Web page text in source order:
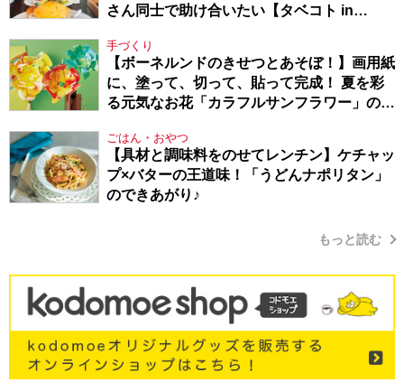
さん同士で助け合いたい【タベコト in
手づくり
【ボーネルンドのきせつとあそぼ！】画用紙
に、塗って、切って、貼って完成！ 夏を彩
る元気なお花「カラフルサンフラワー」の作
ごはん・おやつ
【具材と調味料をのせてレンチン】ケチャッ
プ×バターの王道味！「うどんナポリタン」
のできあがり♪
もっと読む